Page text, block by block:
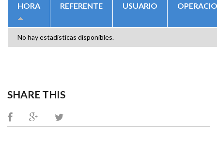
HORA REFERENTE USUARIO
No hay estadísticas disponibles.
SHARE THIS